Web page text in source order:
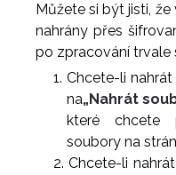
Můžete si být jisti,
nahrány přes
po zpracování trvale
Chcete-li
na„Nahrát
které chcete
soubory na
Chcete-li